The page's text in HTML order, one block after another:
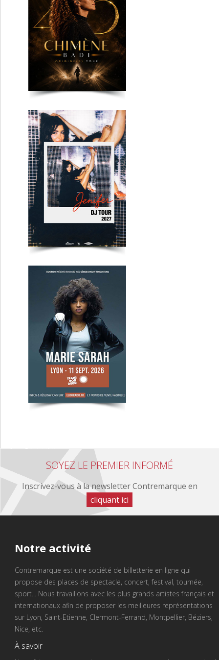
Jenifer
Lyon
Clermont-Fd
Marie Sarah
Lyon
SOYEZ LE PREMIER INFORMÉ
Inscrivez-vous à la newsletter Contremarque en
cliquant ici
Notre activité
Contremarque est une société de billetterie en ligne qui
propose des places de spectacle, concert, festival, tournée,
sport... Nous travaillons avec les plus grands artistes français et
internationaux afin de proposer les meilleures représentations
sur Lyon, Saint-Etienne, Clermont-Ferrand, Montpellier, Béziers,
Nice, etc.
À savoir